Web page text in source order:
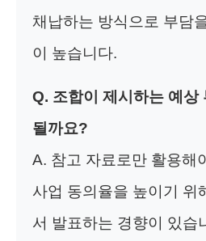
채납하는 방식으로 부담
이 높습니다.
Q. 조합이 제시하는 예상
될까요?
A. 참고 자료로만 활용해
사업 동의율을 높이기 위
서 발표하는 경향이 있습